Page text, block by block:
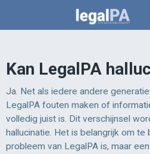
Kan LegalPA
Ja. Net als iedere andere
LegalPA fouten maken of
volledig juist is. Dit verschijnsel
hallucinatie. Het is belangrijk om
probleem van LegalPA is, maar